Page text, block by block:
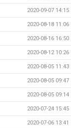
2020-09-07 14:15
2020-08-18 11:06
2020-08-16 16:50
2020-08-12 10:26
2020-08-05 11:43
2020-08-05 09:47
2020-08-05 09:14
2020-07-24 15:45
2020-07-06 13:41